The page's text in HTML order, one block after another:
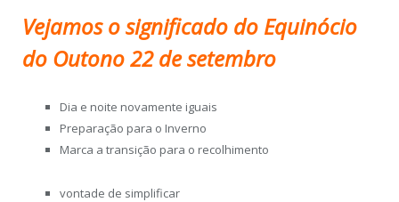
Vejamos o significado do Equinócio
do Outono 22 de setembro
Dia e noite novamente iguais
Preparação para o Inverno
Marca a transição para o recolhimento
vontade de simplificar